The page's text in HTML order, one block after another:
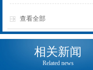
查看全部
相关新闻
Related news